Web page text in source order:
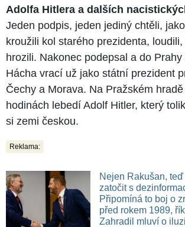
Adolfa Hitlera a dalších
Jeden podpis, jeden jediný chtěli,
kroužili kol starého prezidenta,
hrozili. Nakonec podepsal a do Prahy
Hácha vrací už jako státní prezident
Čechy a Morava. Na Pražském
hodinách lebedí Adolf Hitler, který
si zemi českou.
Reklama:
Nejen Rakušan,
zatočit s
Připomíná to boj o
před rokem 1989,
Zahradil mluví o iluzi